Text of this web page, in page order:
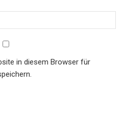
in diesem Browser für